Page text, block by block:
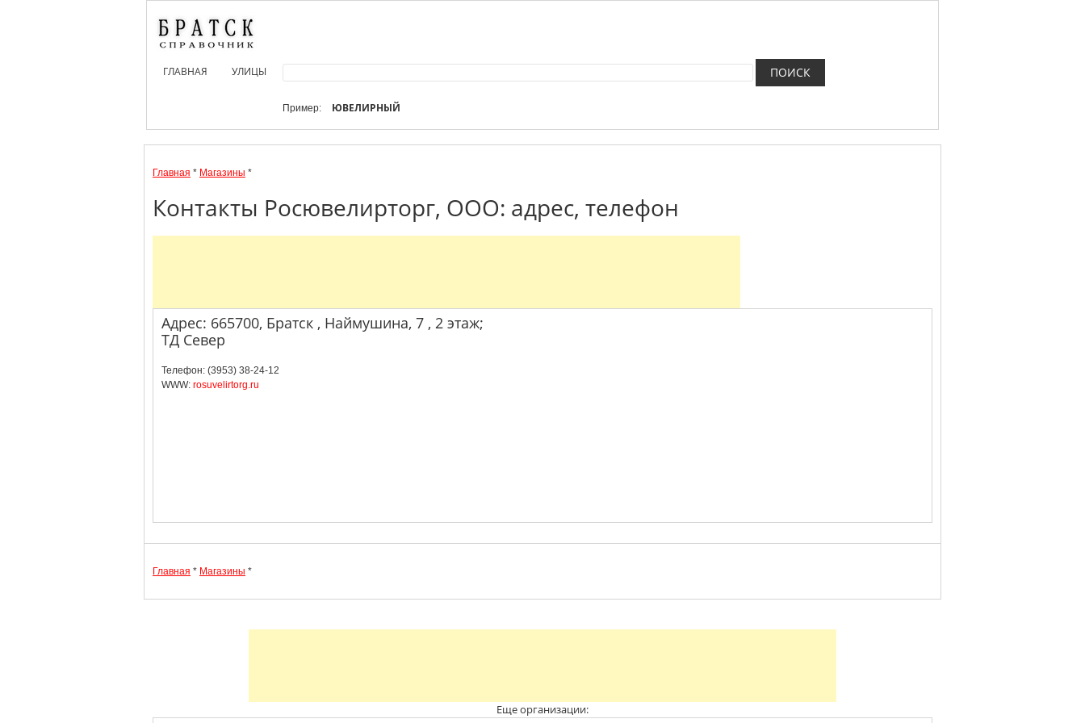
ГЛАВНАЯ УЛИЦЫ
Пример: ЮВЕЛИРНЫЙ
Главная * Магазины *
Контакты Росювелирторг, ООО: адрес, телефон
Адрес: 665700, Братск , Наймушина, 7 , 2 этаж;
ТД Север
Телефон: (3953) 38-24-12
WWW: rosuvelirtorg.ru
Главная * Магазины *
Еще организации: